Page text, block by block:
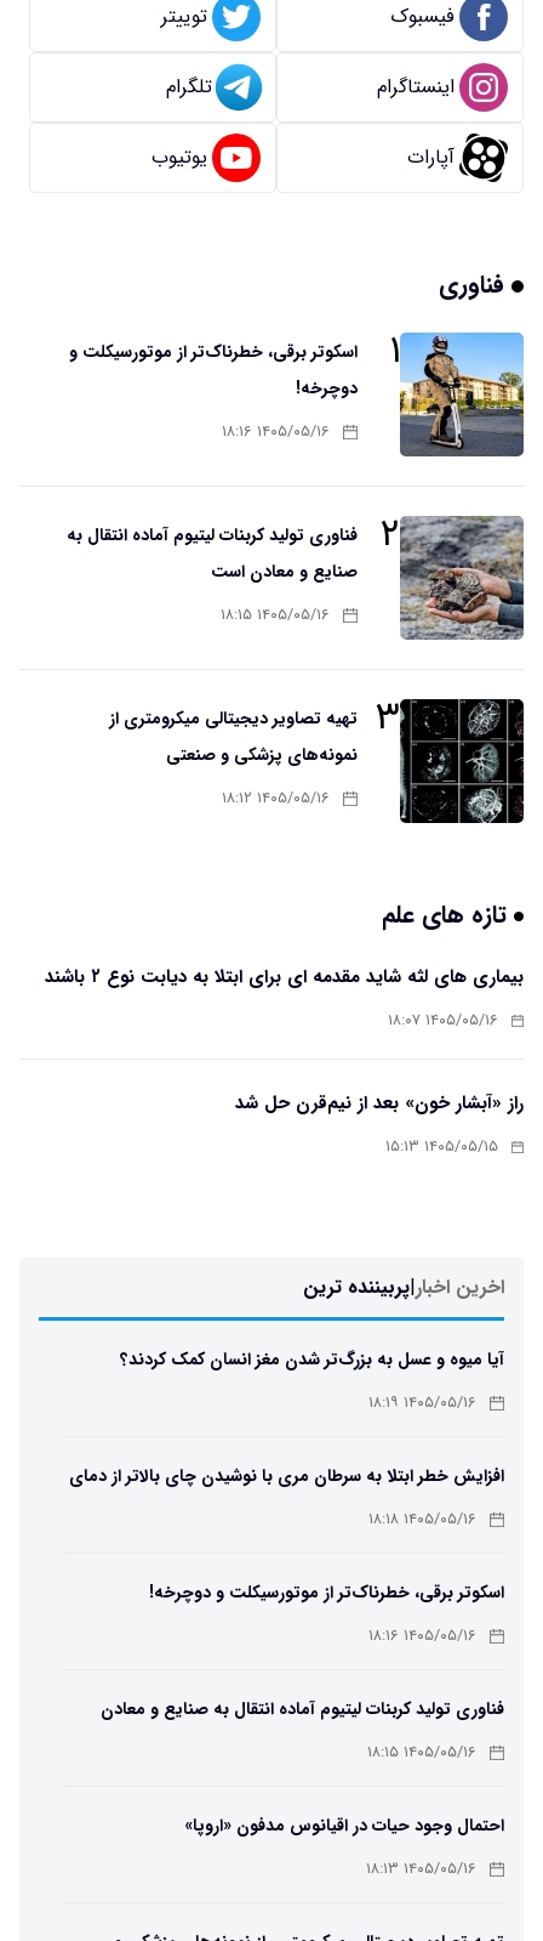
فیسبوک توییتر
اینستاگرام تلگرام
آپارات یوتیوب
فناوری
۱
اسکوتر برقی، خطرناک‌تر از موتورسیکلت و
دوچرخه!
۱۴۰۵/۰۵/۱۶ ۱۸:۱۶
۲
فناوری تولید کربنات لیتیوم آماده انتقال به
صنایع و معادن است
۱۴۰۵/۰۵/۱۶ ۱۸:۱۵
۳
تهیه تصاویر دیجیتالی میکرومتری از
نمونه‌های پزشکی و صنعتی
۱۴۰۵/۰۵/۱۶ ۱۸:۱۲
تازه های علم
بیماری های لثه شاید مقدمه ای برای ابتلا به دیابت نوع ۲ باشند
۱۴۰۵/۰۵/۱۶ ۱۸:۰۷
راز «آبشار خون» بعد از نیم‌قرن حل شد
۱۴۰۵/۰۵/۱۵ ۱۵:۱۳
اخرین اخبار|پربیننده ترین
آیا میوه و عسل به بزرگ‌تر شدن مغز انسان کمک کردند؟
۱۴۰۵/۰۵/۱۶ ۱۸:۱۹
افزایش خطر ابتلا به سرطان مری با نوشیدن چای بالاتر از دمای
۶۵ درجه ۱۴۰۵/۰۵/۱۶ ۱۸:۱۸
اسکوتر برقی، خطرناک‌تر از موتورسیکلت و دوچرخه!
۱۴۰۵/۰۵/۱۶ ۱۸:۱۶
فناوری تولید کربنات لیتیوم آماده انتقال به صنایع و معادن
است۱۴۰۵/۰۵/۱۶ ۱۸:۱۵
احتمال وجود حیات در اقیانوس مدفون «اروپا»
۱۴۰۵/۰۵/۱۶ ۱۸:۱۳